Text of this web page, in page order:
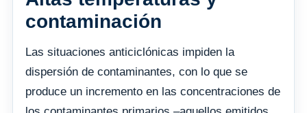
contaminación
Las situaciones anticiclónicas impiden la
dispersión de contaminantes, con lo que se
produce un incremento en las concentraciones de